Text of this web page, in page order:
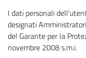
I dati personali
designati
del Garante per la
novembre 2008 s.m.i.